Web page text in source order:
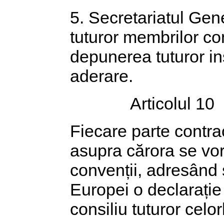
5. Secretariatul
tuturor membrilor
depunerea tuturor
aderare.
Articolul 10
Fiecare parte
asupra cărora se
convenții,
Europei o
consiliu tuturor